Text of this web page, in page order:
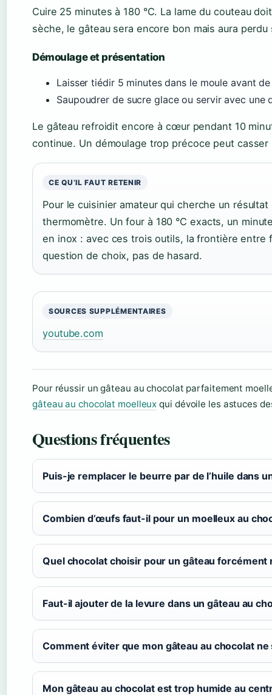
Cuire 25 minutes à 180 °C. La lame du couteau
sèche, le gâteau sera encore bon mais aura
Démoulage et présentation
Laisser tiédir 5 minutes dans le moule avant
Saupoudrer de sucre glace ou servir avec une
Le gâteau refroidit encore à cœur pendant 10
continue. Un démoulage trop précoce peut casser
CE QU’IL FAUT RETENIR
Pour le cuisinier amateur qui cherche un
thermomètre. Un four à 180 °C exacts, un
en inox : avec ces trois outils, la frontière entre
question de choix, pas de hasard.
SOURCES SUPPLÉMENTAIRES
youtube.com
Pour réussir un gâteau au chocolat parfaitement
gâteau au chocolat moelleux qui dévoile les astuces
Questions fréquentes
Puis-je remplacer le beurre par de l’huile dans
Combien d’œufs faut-il pour un moelleux au
Quel chocolat choisir pour un gâteau forcément
Faut-il ajouter de la levure dans un gâteau au
Comment éviter que mon gâteau au chocolat ne
Mon gâteau au chocolat est trop humide au